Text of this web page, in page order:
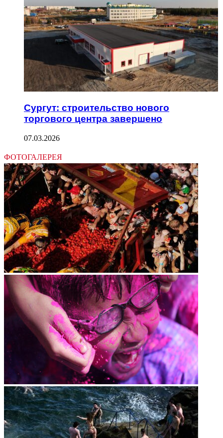
Сургут: строительство нового
торгового центра завершено
07.03.2026
ФОТОГАЛЕРЕЯ